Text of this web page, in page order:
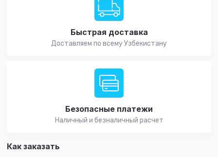
Быстрая доставка
Доставляем по всему Узбекистану
Безопасные платежи
Наличный и безналичный расчет
Как заказать